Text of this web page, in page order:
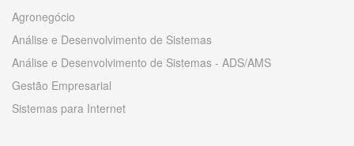
Agronegócio
Análise e Desenvolvimento de Sistemas
Análise e Desenvolvimento de Sistemas - ADS/AMS
Gestão Empresarial
Sistemas para Internet